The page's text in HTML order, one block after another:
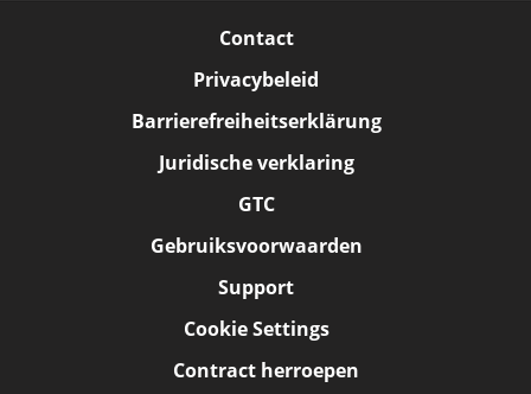
Contact
Privacybeleid
Barrierefreiheitserklärung
Juridische verklaring
GTC
Gebruiksvoorwaarden
Support
Cookie Settings
Contract herroepen